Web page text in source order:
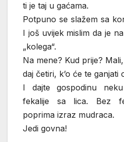
ti je taj u gaćama.
Potpuno se slažem sa
I još uvijek mislim da je
„kolega“.
Na mene? Kud prije?
daj četiri, k’o će te ganjati
I dajte gospodinu
fekalije sa lica. Bez
poprima izraz mudraca.
Jedi govna!